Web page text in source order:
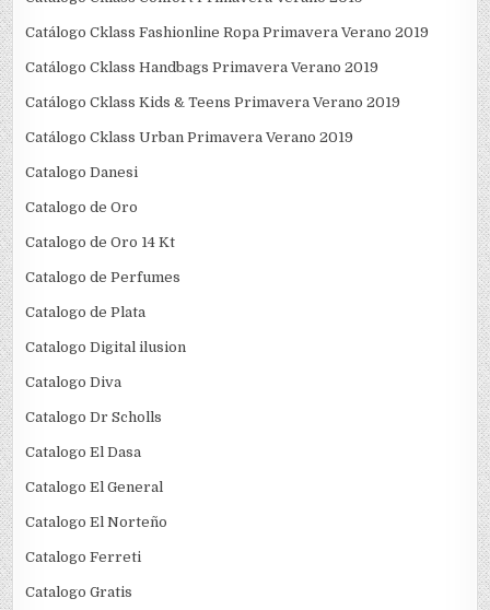
Catálogo Cklass Fashionline Ropa Primavera Verano 2019
Catálogo Cklass Handbags Primavera Verano 2019
Catálogo Cklass Kids & Teens Primavera Verano 2019
Catálogo Cklass Urban Primavera Verano 2019
Catalogo Danesi
Catalogo de Oro
Catalogo de Oro 14 Kt
Catalogo de Perfumes
Catalogo de Plata
Catalogo Digital ilusion
Catalogo Diva
Catalogo Dr Scholls
Catalogo El Dasa
Catalogo El General
Catalogo El Norteño
Catalogo Ferreti
Catalogo Gratis